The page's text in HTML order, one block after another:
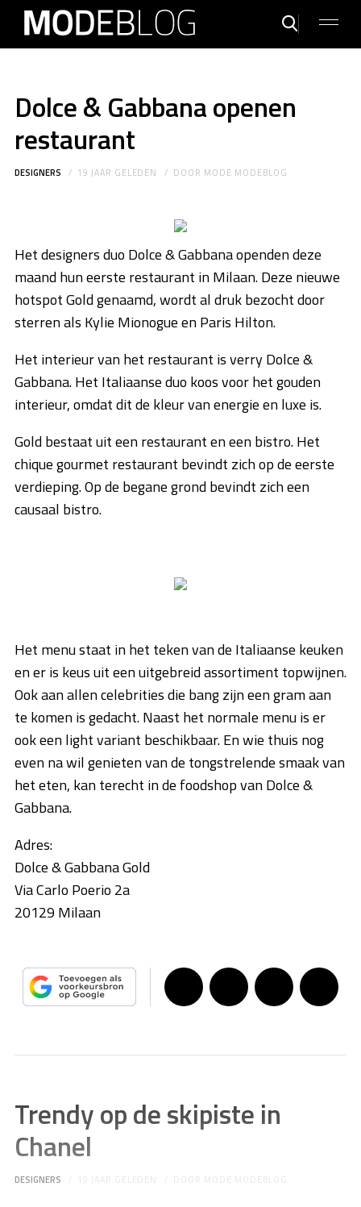
Dolce & Gabbana openen
restaurant
DESIGNERS 19 JAAR GELEDEN DOOR MODE MODEBLOG
Het designers duo Dolce & Gabbana openden deze
maand hun eerste restaurant in Milaan. Deze nieuwe
hotspot Gold genaamd, wordt al druk bezocht door
sterren als Kylie Mionogue en Paris Hilton.
Het interieur van het restaurant is verry Dolce &
Gabbana. Het Italiaanse duo koos voor het gouden
interieur, omdat dit de kleur van energie en luxe is.
Gold bestaat uit een restaurant en een bistro. Het
chique gourmet restaurant bevindt zich op de eerste
verdieping. Op de begane grond bevindt zich een
causaal bistro.
Het menu staat in het teken van de Italiaanse keuken
en er is keus uit een uitgebreid assortiment topwijnen.
Ook aan allen celebrities die bang zijn een gram aan
te komen is gedacht. Naast het normale menu is er
ook een light variant beschikbaar. En wie thuis nog
even na wil genieten van de tongstrelende smaak van
het eten, kan terecht in de foodshop van Dolce &
Gabbana.
Adres:
Dolce & Gabbana Gold
Via Carlo Poerio 2a
20129 Milaan
Trendy op de skipiste in
Chanel
DESIGNERS 19 JAAR GELEDEN DOOR MODE MODEBLOG